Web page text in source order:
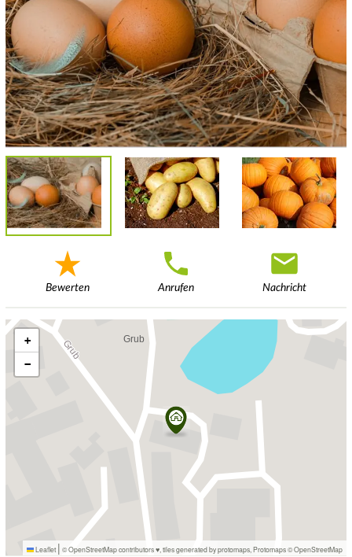
Bewerten Anrufen Nachricht
+
−
Leaflet | © OpenStreetMap contributors ♥, tiles generated by protomaps Protomaps©OpenStreetMap